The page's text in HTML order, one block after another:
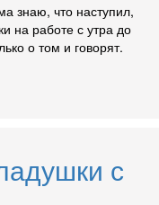
знаю, что наступил,
на работе с утра до
о том и говорят.
с